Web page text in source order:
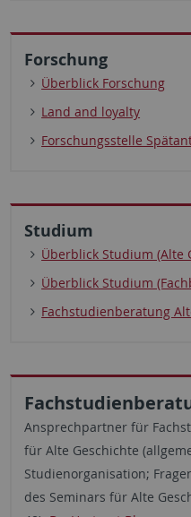
Forschung
Überblick Forschung
Land and loyalty
Forschungsstelle
Studium
Überblick Studium (Alte
Überblick Studium
Fachstudienberatung
Ansprechpartner für
für Alte Geschichte
Studienorganisation;
des Seminars für Alte